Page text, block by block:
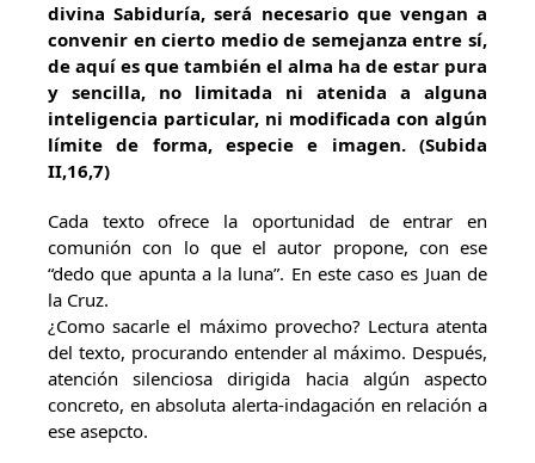
divina Sabiduría, será necesario que vengan a
convenir en cierto medio de semejanza entre sí,
de aquí es que también el alma ha de estar pura
y sencilla, no limitada ni atenida a alguna
inteligencia particular, ni modificada con algún
límite de forma, especie e imagen. (Subida
II,16,7)
Cada texto ofrece la oportunidad de entrar en
comunión con lo que el autor propone, con ese
“dedo que apunta a la luna”. En este caso es Juan de
la Cruz.
¿Como sacarle el máximo provecho? Lectura atenta
del texto, procurando entender al máximo. Después,
atención silenciosa dirigida hacia algún aspecto
concreto, en absoluta alerta-indagación en relación a
ese asepcto.